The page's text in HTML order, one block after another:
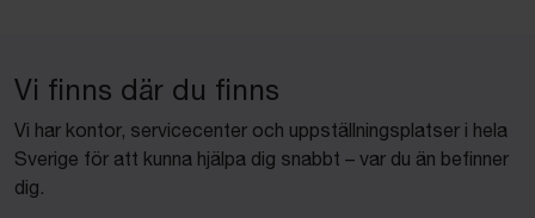
Vi finns där du finns
Vi har kontor, servicecenter och uppställningsplatser i hela
Sverige för att kunna hjälpa dig snabbt – var du än befinner
dig.